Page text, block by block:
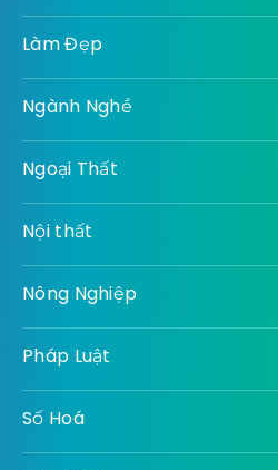
Làm Đẹp
Ngành Nghề
Ngoại Thất
Nội thất
Nông Nghiệp
Pháp Luật
Số Hoá